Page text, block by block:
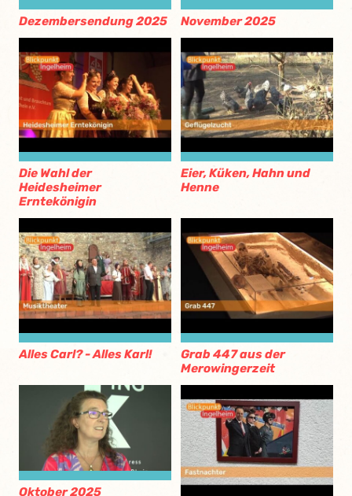
Dezembersendung 2025 November 2025
Die Wahl der
Heidesheimer
Erntekönigin
Eier, Küken, Hahn und
Henne
Alles Carl? - Alles Karl!
Grab 447 aus der
Merowingerzeit
Oktober 2025